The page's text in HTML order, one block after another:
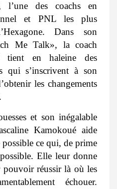
l’une des coachs en
et PNL les plus
Dans son
Me Talk», la coach
tient en haleine des
qui s’inscrivent à son
les changements
et son inégalable
Kamokoué aide
possible ce qui, de prime
Elle leur donne
pouvoir réussir là où les
échouer.